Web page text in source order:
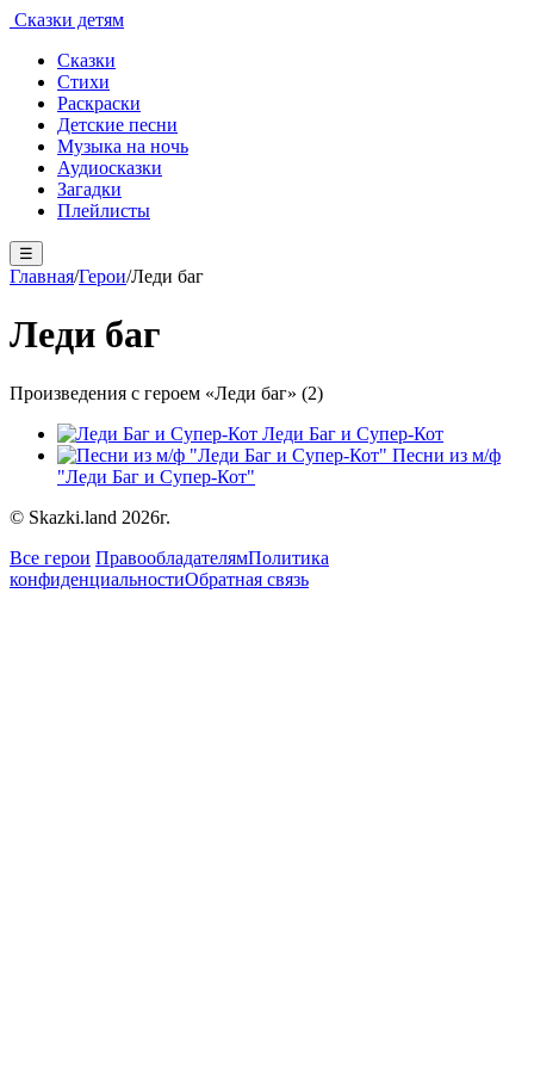
Сказки детям
Сказки
Стихи
Раскраски
Детские песни
Музыка на ночь
Аудиосказки
Загадки
Плейлисты
☰
Главная/Герои/Леди баг
Леди баг
Произведения с героем «Леди баг» (2)
Леди Баг и Супер-Кот
Песни из м/ф
"Леди Баг и Супер-Кот"
© Skazki.land 2026г.
Все герои ПравообладателямПолитика
конфиденциальностиОбратная связь